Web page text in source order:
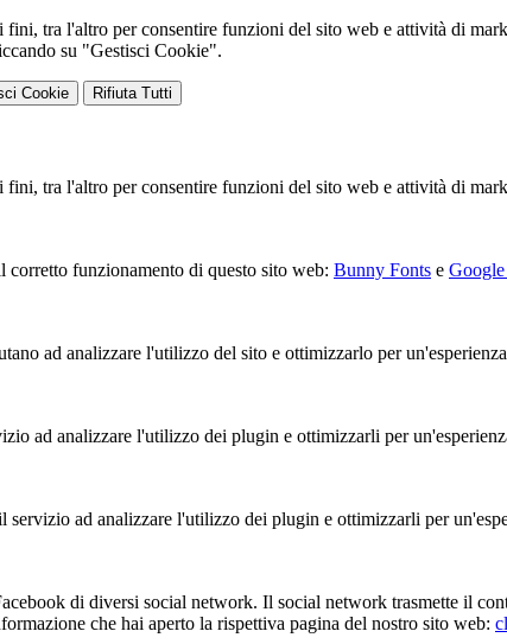
tra l'altro per consentire funzioni del sito web e attività di
su "Gestisci Cookie".
Cookie Rifiuta Tutti
tra l'altro per consentire funzioni del sito web e attività di
corretto funzionamento di questo sito web: Bunny Fonts e Google
ad analizzare l'utilizzo del sito e ottimizzarlo per
ad analizzare l'utilizzo dei plugin e ottimizzarli per
ad analizzare l'utilizzo dei plugin e ottimizzarli per
di diversi social network. Il social network trasmette il
che hai aperto la rispettiva pagina del nostro sito web: